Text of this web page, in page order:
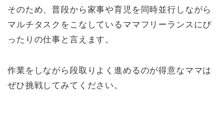
そのため、普段から家事や育児を同時並行しながら
マルチタスクをこなしているママフリーランスにぴ
ったりの仕事と言えます。
作業をしながら段取りよく進めるのが得意なママは
ぜひ挑戦してみてください。